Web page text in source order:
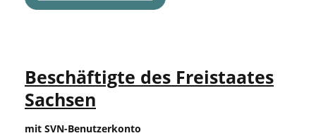
Beschäftigte des Freistaates
Sachsen
mit SVN-Benutzerkonto